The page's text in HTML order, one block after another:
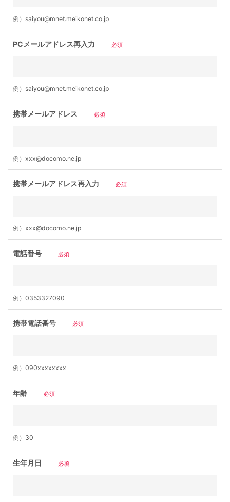
例）saiyou@mnet.meikonet.co.jp
PCメールアドレス再入力 必須
例）saiyou@mnet.meikonet.co.jp
携帯メールアドレス 必須
例）xxx@docomo.ne.jp
携帯メールアドレス再入力 必須
例）xxx@docomo.ne.jp
電話番号 必須
例）0353327090
携帯電話番号 必須
例）090xxxxxxxx
年齢 必須
例）30
生年月日 必須